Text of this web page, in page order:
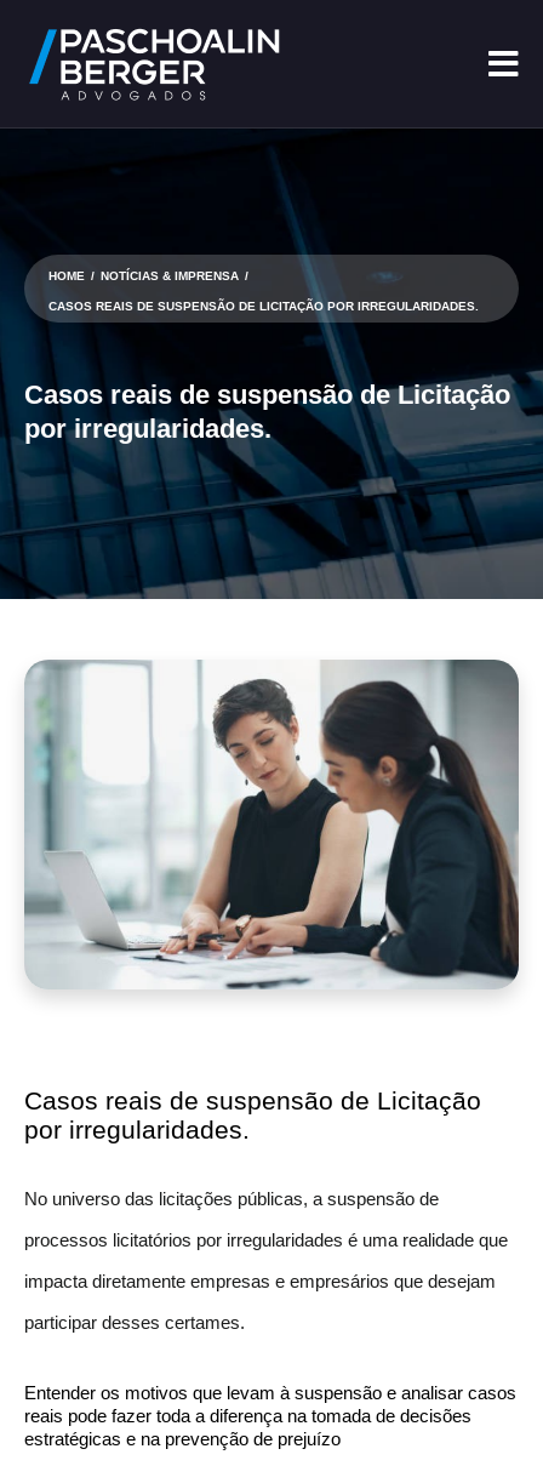
HOME / NOTÍCIAS & IMPRENSA /
CASOS REAIS DE SUSPENSÃO DE LICITAÇÃO POR IRREGULARIDADES.
Casos reais de suspensão de Licitação
por irregularidades.
Casos reais de suspensão de Licitação
por irregularidades.
No universo das licitações públicas, a suspensão de
processos licitatórios por irregularidades é uma realidade que
impacta diretamente empresas e empresários que desejam
participar desses certames.
Entender os motivos que levam à suspensão e analisar casos
reais pode fazer toda a diferença na tomada de decisões
estratégicas e na prevenção de prejuízo